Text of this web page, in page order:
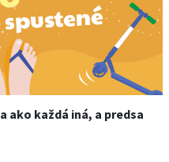
ako každá iná, a predsa